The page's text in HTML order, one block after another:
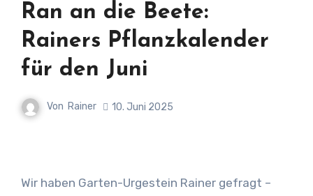
Ran an die Beete:
Rainers Pflanzkalender
für den Juni
Von Rainer 10. Juni 2025
Wir haben Garten-Urgestein Rainer gefragt –